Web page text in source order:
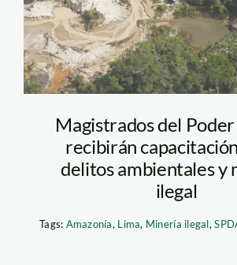
Magistrados del
recibirán
delitos ambientales y
ilegal
Tags: Amazonía, Lima, Minería ilegal,